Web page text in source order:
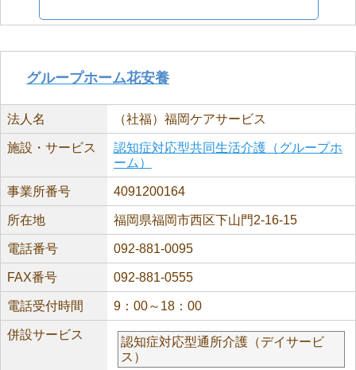
グループホーム花安養
法人名 （社福）福岡ケアサービス
施設・サービス
認知症対応型共同生活介護（グループホ
ーム）
事業所番号 4091200164
所在地 福岡県福岡市西区下山門2-16-15
電話番号 092-881-0095
FAX番号 092-881-0555
電話受付時間 9：00～18：00
併設サービス
認知症対応型通所介護（デイサービ
ス）